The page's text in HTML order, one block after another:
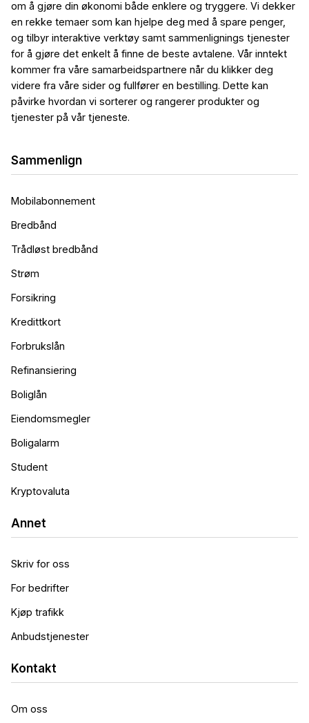
om å gjøre din økonomi både enklere og tryggere. Vi dekker
en rekke temaer som kan hjelpe deg med å spare penger,
og tilbyr interaktive verktøy samt sammenlignings tjenester
for å gjøre det enkelt å finne de beste avtalene. Vår inntekt
kommer fra våre samarbeidspartnere når du klikker deg
videre fra våre sider og fullfører en bestilling. Dette kan
påvirke hvordan vi sorterer og rangerer produkter og
tjenester på vår tjeneste.
Sammenlign
Mobilabonnement
Bredbånd
Trådløst bredbånd
Strøm
Forsikring
Kredittkort
Forbrukslån
Refinansiering
Boliglån
Eiendomsmegler
Boligalarm
Student
Kryptovaluta
Annet
Skriv for oss
For bedrifter
Kjøp trafikk
Anbudstjenester
Kontakt
Om oss